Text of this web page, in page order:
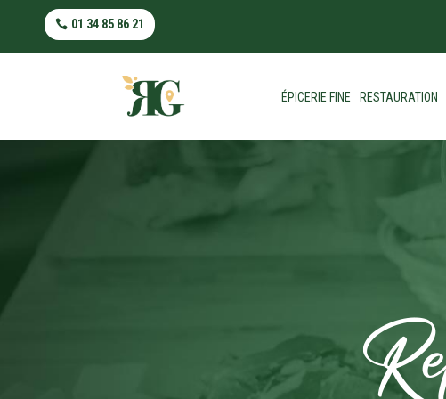
01 34 85 86 21
ÉPICERIE FINE RESTAURATION